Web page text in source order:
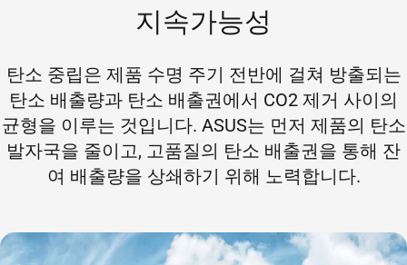
지속가능성
탄소 중립은 제품 수명 주기 전반에 걸쳐 방출되는
탄소 배출량과 탄소 배출권에서 CO2 제거 사이의
균형을 이루는 것입니다. ASUS는 먼저 제품의 탄소
발자국을 줄이고, 고품질의 탄소 배출권을 통해 잔
여 배출량을 상쇄하기 위해 노력합니다.